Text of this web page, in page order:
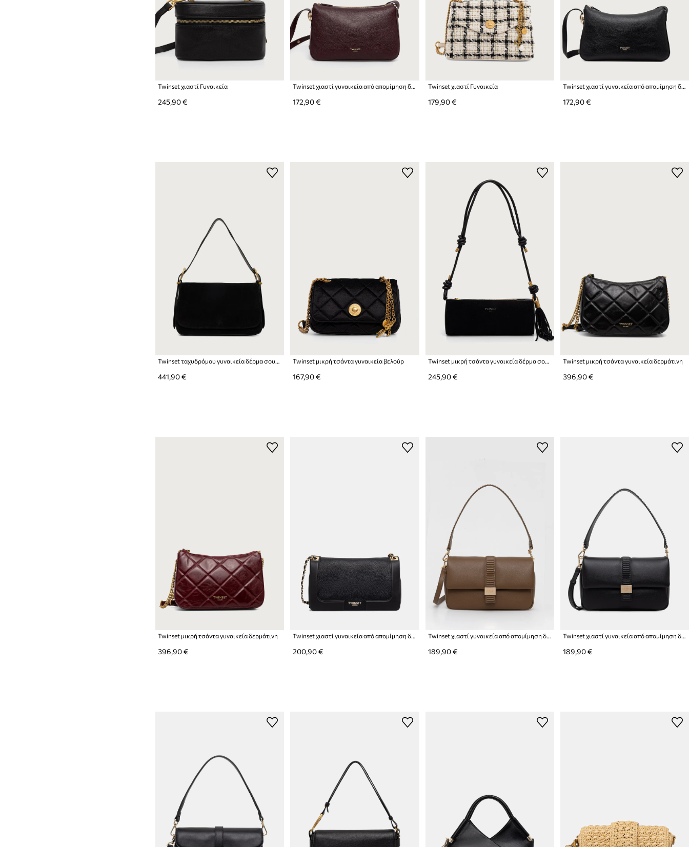
Twinset χιαστί Γυναικεία
245,90 €
Twinset χιαστί γυναικεία από απομίμηση δέρματος
172,90 €
Twinset χιαστί Γυναικεία
179,90 €
Twinset χιαστί γυναικεία από απομίμηση δέρματος
172,90 €
Twinset ταχυδρόμου γυναικεία δέρμα σουέτ
441,90 €
Twinset μικρή τσάντα γυναικεία βελούρ
167,90 €
Twinset μικρή τσάντα γυναικεία δέρμα σουέτ
245,90 €
Twinset μικρή τσάντα γυναικεία δερμάτινη
396,90 €
Twinset μικρή τσάντα γυναικεία δερμάτινη
396,90 € 200,90 €
Twinset χιαστί γυναικεία από απομίμηση δέρματος
189,90 €
Twinset χιαστί γυναικεία από απομίμηση δέρματος
189,90 €